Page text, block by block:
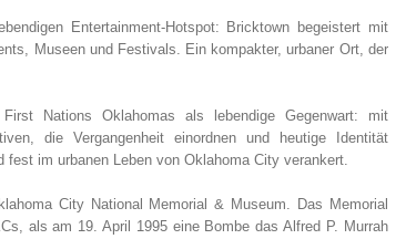
Entertainment-Hotspot: Bricktown begeistert mit
Museen und Festivals. Ein kompakter, urbaner Ort, der
Nations Oklahomas als lebendige Gegenwart: mit
die Vergangenheit einordnen und heutige Identität
im urbanen Leben von Oklahoma City verankert.
City National Memorial & Museum. Das Memorial
als am 19. April 1995 eine Bombe das Alfred P. Murrah